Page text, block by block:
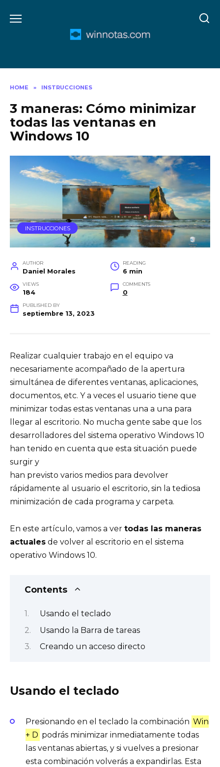
HOME » INSTRUCCIONES
3 maneras: Cómo minimizar
todas las ventanas en
Windows 10
INSTRUCCIONES
AUTHOR
Daniel Morales
READING
6 min
VIEWS
184
COMMENTS
0
PUBLISHED BY
septiembre 13, 2023
Realizar cualquier trabajo en el equipo va
necesariamente acompañado de la apertura
simultánea de diferentes ventanas, aplicaciones,
documentos, etc. Y a veces el usuario tiene que
minimizar todas estas ventanas una a una para
llegar al escritorio. No mucha gente sabe que los
desarrolladores del sistema operativo Windows 10
han tenido en cuenta que esta situación puede
surgir y
han previsto varios medios para devolver
rápidamente al usuario el escritorio, sin la tediosa
minimización de cada programa y carpeta.
En este artículo, vamos a ver todas las maneras
actuales de volver al escritorio en el sistema
operativo Windows 10.
Contents
Usando el teclado
Usando la Barra de tareas
Creando un acceso directo
Usando el teclado
Presionando en el teclado la combinación Win
+ D podrás minimizar inmediatamente todas
las ventanas abiertas, y si vuelves a presionar
esta combinación volverás a expandirlas. Esta